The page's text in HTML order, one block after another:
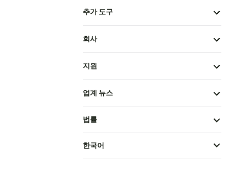
추가 도구
회사
지원
업계 뉴스
법률
한국어